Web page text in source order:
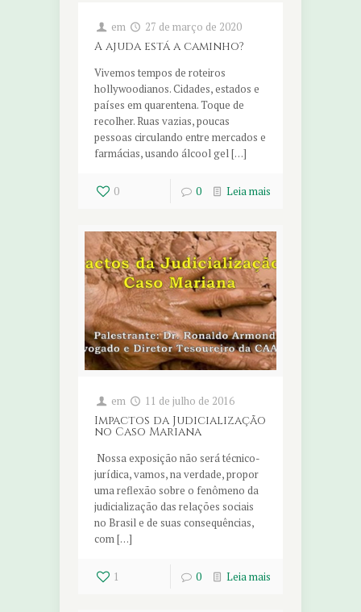
em 27 de março de 2020
A ajuda está a caminho?
Vivemos tempos de roteiros
hollywoodianos. Cidades, estados e
países em quarentena. Toque de
recolher. Ruas vazias, poucas
pessoas circulando entre mercados e
farmácias, usando álcool gel […]
0 0 Leia mais
em 11 de julho de 2016
Impactos da Judicialização
no Caso Mariana
Nossa exposição não será técnico-
jurídica, vamos, na verdade, propor
uma reflexão sobre o fenômeno da
judicialização das relações sociais
no Brasil e de suas consequências,
com […]
1 0 Leia mais